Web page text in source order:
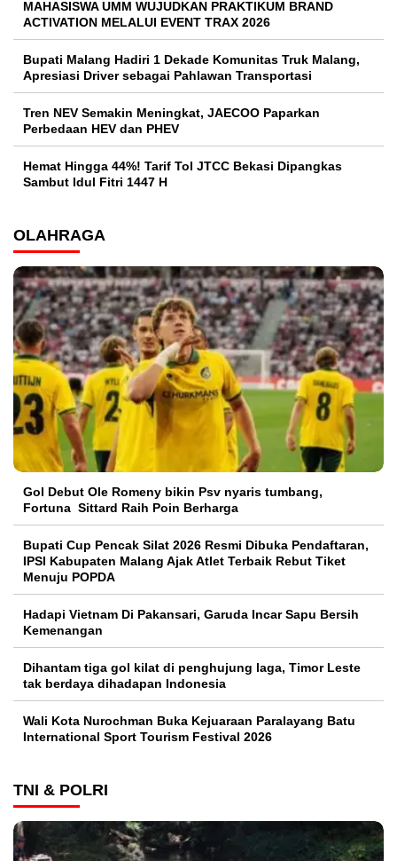
MAHASISWA UMM WUJUDKAN PRAKTIKUM BRAND
ACTIVATION MELALUI EVENT TRAX 2026
Bupati Malang Hadiri 1 Dekade Komunitas Truk Malang,
Apresiasi Driver sebagai Pahlawan Transportasi
Tren NEV Semakin Meningkat, JAECOO Paparkan
Perbedaan HEV dan PHEV
Hemat Hingga 44%! Tarif Tol JTCC Bekasi Dipangkas
Sambut Idul Fitri 1447 H
OLAHRAGA
Gol Debut Ole Romeny bikin Psv nyaris tumbang,
Fortuna Sittard Raih Poin Berharga
Bupati Cup Pencak Silat 2026 Resmi Dibuka Pendaftaran,
IPSI Kabupaten Malang Ajak Atlet Terbaik Rebut Tiket
Menuju POPDA
Hadapi Vietnam Di Pakansari, Garuda Incar Sapu Bersih
Kemenangan
Dihantam tiga gol kilat di penghujung laga, Timor Leste
tak berdaya dihadapan Indonesia
Wali Kota Nurochman Buka Kejuaraan Paralayang Batu
International Sport Tourism Festival 2026
TNI & POLRI